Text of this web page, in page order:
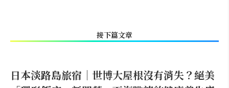
接下篇文章
日本淡路島旅宿｜世博大屋根沒有消失？絕美